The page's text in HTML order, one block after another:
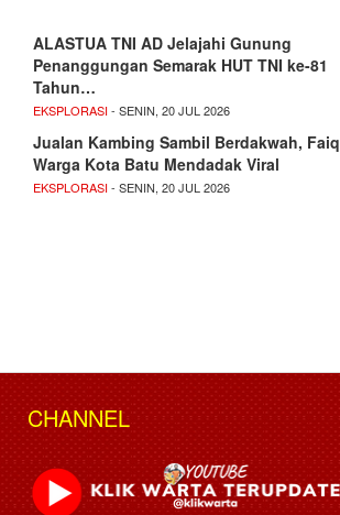
ALASTUA TNI AD Jelajahi Gunung
Penanggungan Semarak HUT TNI ke-81
Tahun…
EKSPLORASI- SENIN, 20 JUL 2026
Jualan Kambing Sambil Berdakwah, Faiq
Warga Kota Batu Mendadak Viral
EKSPLORASI- SENIN, 20 JUL 2026
CHANNEL